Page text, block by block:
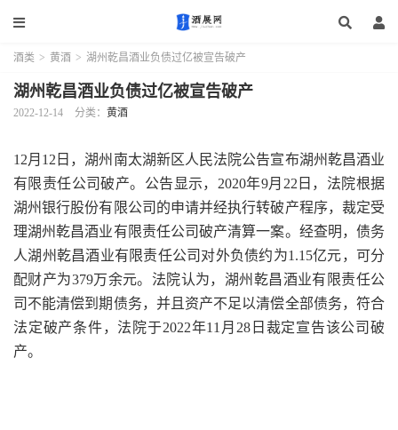
酒类 > 黄酒 > 湖州乾昌酒业负债过亿被宣告破产
湖州乾昌酒业负债过亿被宣告破产
2022-12-14 分类： 黄酒
12月12日，湖州南太湖新区人民法院公告宣布湖州乾昌酒业
有限责任公司破产。公告显示，2020年9月22日，法院根据
湖州银行股份有限公司的申请并经执行转破产程序，裁定受
理湖州乾昌酒业有限责任公司破产清算一案。经查明，债务
人湖州乾昌酒业有限责任公司对外负债约为1.15亿元，可分
配财产为379万余元。法院认为，湖州乾昌酒业有限责任公
司不能清偿到期债务，并且资产不足以清偿全部债务，符合
法定破产条件，法院于2022年11月28日裁定宣告该公司破
产。